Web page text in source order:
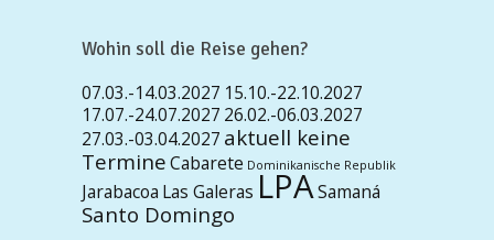
Wohin soll die Reise gehen?
07.03.-14.03.2027 15.10.-22.10.2027
17.07.-24.07.2027 26.02.-06.03.2027
27.03.-03.04.2027 aktuell keine
TermineCabarete Dominikanische Republik
Jarabacoa Las Galeras LPASamaná
Santo Domingo